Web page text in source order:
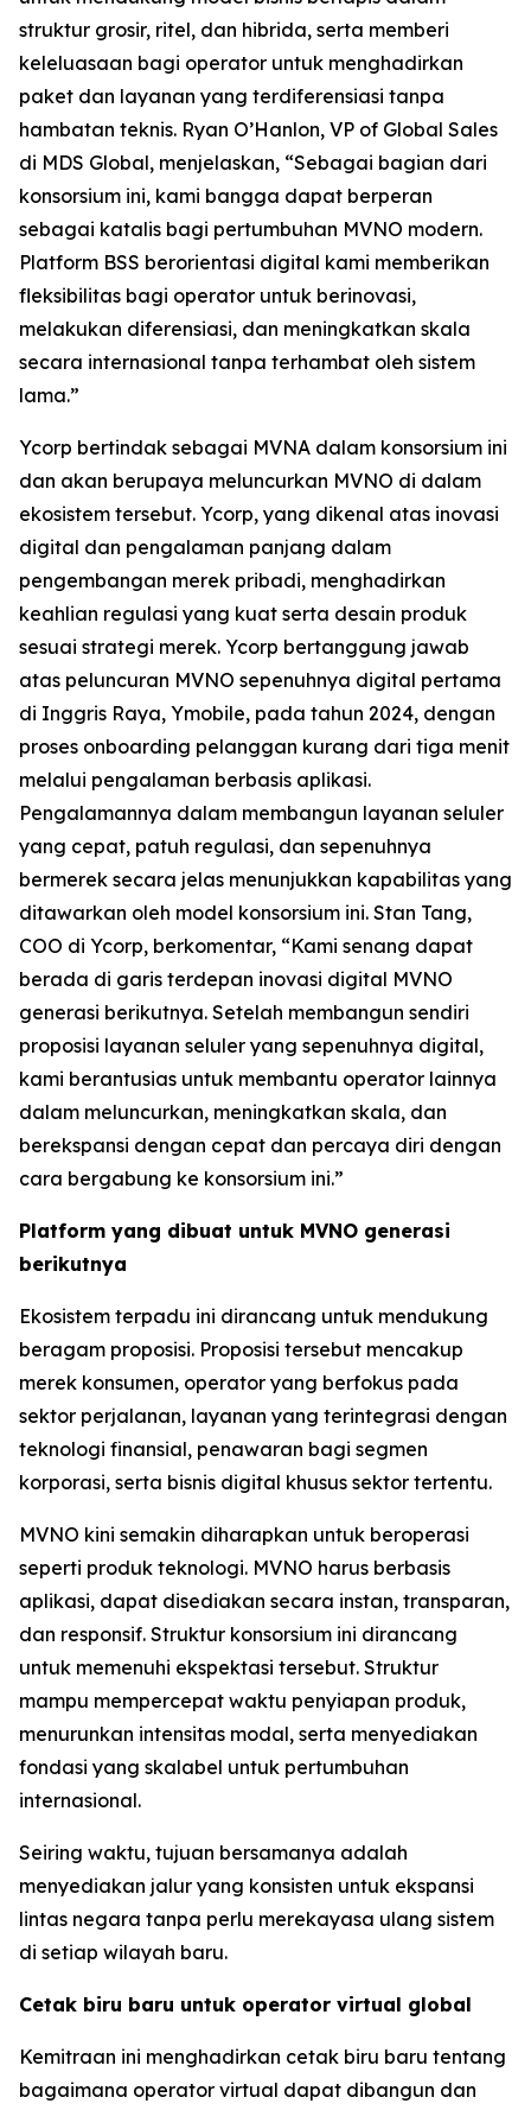
struktur grosir, ritel, dan hibrida, serta memberi
keleluasaan bagi operator untuk menghadirkan
paket dan layanan yang terdiferensiasi tanpa
hambatan teknis. Ryan O’Hanlon, VP of Global Sales
di MDS Global, menjelaskan, “Sebagai bagian dari
konsorsium ini, kami bangga dapat berperan
sebagai katalis bagi pertumbuhan MVNO modern.
Platform BSS berorientasi digital kami memberikan
fleksibilitas bagi operator untuk berinovasi,
melakukan diferensiasi, dan meningkatkan skala
secara internasional tanpa terhambat oleh sistem
lama.”
Ycorp bertindak sebagai MVNA dalam konsorsium ini
dan akan berupaya meluncurkan MVNO di dalam
ekosistem tersebut. Ycorp, yang dikenal atas inovasi
digital dan pengalaman panjang dalam
pengembangan merek pribadi, menghadirkan
keahlian regulasi yang kuat serta desain produk
sesuai strategi merek. Ycorp bertanggung jawab
atas peluncuran MVNO sepenuhnya digital pertama
di Inggris Raya, Ymobile, pada tahun 2024, dengan
proses onboarding pelanggan kurang dari tiga menit
melalui pengalaman berbasis aplikasi.
Pengalamannya dalam membangun layanan seluler
yang cepat, patuh regulasi, dan sepenuhnya
bermerek secara jelas menunjukkan kapabilitas yang
ditawarkan oleh model konsorsium ini. Stan Tang,
COO di Ycorp, berkomentar, “Kami senang dapat
berada di garis terdepan inovasi digital MVNO
generasi berikutnya. Setelah membangun sendiri
proposisi layanan seluler yang sepenuhnya digital,
kami berantusias untuk membantu operator lainnya
dalam meluncurkan, meningkatkan skala, dan
berekspansi dengan cepat dan percaya diri dengan
cara bergabung ke konsorsium ini.”
Platform yang dibuat untuk MVNO generasi
berikutnya
Ekosistem terpadu ini dirancang untuk mendukung
beragam proposisi. Proposisi tersebut mencakup
merek konsumen, operator yang berfokus pada
sektor perjalanan, layanan yang terintegrasi dengan
teknologi finansial, penawaran bagi segmen
korporasi, serta bisnis digital khusus sektor tertentu.
MVNO kini semakin diharapkan untuk beroperasi
seperti produk teknologi. MVNO harus berbasis
aplikasi, dapat disediakan secara instan, transparan,
dan responsif. Struktur konsorsium ini dirancang
untuk memenuhi ekspektasi tersebut. Struktur
mampu mempercepat waktu penyiapan produk,
menurunkan intensitas modal, serta menyediakan
fondasi yang skalabel untuk pertumbuhan
internasional.
Seiring waktu, tujuan bersamanya adalah
menyediakan jalur yang konsisten untuk ekspansi
lintas negara tanpa perlu merekayasa ulang sistem
di setiap wilayah baru.
Cetak biru baru untuk operator virtual global
Kemitraan ini menghadirkan cetak biru baru tentang
bagaimana operator virtual dapat dibangun dan